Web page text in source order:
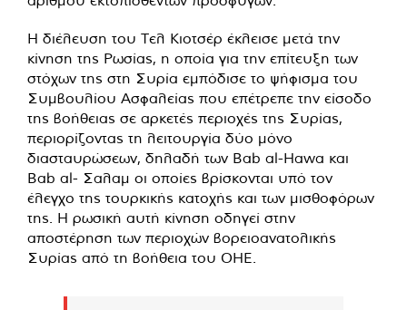
Η διέλευση του Τελ Κιοτσέρ έκλεισε μετά την
κίνηση της Ρωσίας, η οποία για την επίτευξη των
στόχων της στη Συρία εμπόδισε το ψήφισμα του
Συμβουλίου Ασφαλείας που επέτρεπε την είσοδο
της βοήθειας σε αρκετές περιοχές της Συρίας,
περιορίζοντας τη λειτουργία δύο μόνο
διασταυρώσεων, δηλαδή των Bab al-Hawa και
Bab al- Σαλαμ οι οποίες βρίσκονται υπό τον
έλεγχο της τουρκικής κατοχής και των μισθοφόρων
της. Η ρωσική αυτή κίνηση οδηγεί στην
αποστέρηση των περιοχών βορειοανατολικής
Συρίας από τη βοήθεια του ΟΗΕ.